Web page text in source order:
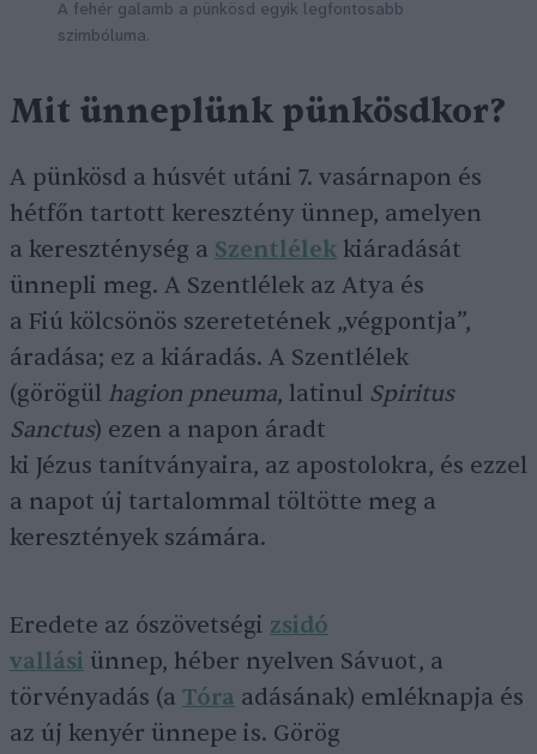
A fehér galamb a pünkösd egyik legfontosabb
szimbóluma.
Mit ünneplünk pünkösdkor?
A pünkösd a húsvét utáni 7. vasárnapon és
hétfőn tartott keresztény ünnep, amelyen
a kereszténység a Szentlélek kiáradását
ünnepli meg. A Szentlélek az Atya és
a Fiú kölcsönös szeretetének „végpontja”,
áradása; ez a kiáradás. A Szentlélek
(görögül hagion pneuma, latinul Spiritus
Sanctus) ezen a napon áradt
ki Jézus tanítványaira, az apostolokra, és ezzel
a napot új tartalommal töltötte meg a
keresztények számára.
Eredete az ószövetségi zsidó
vallási ünnep, héber nyelven Sávuot, a
törvényadás (a Tóra adásának) emléknapja és
az új kenyér ünnepe is. Görög